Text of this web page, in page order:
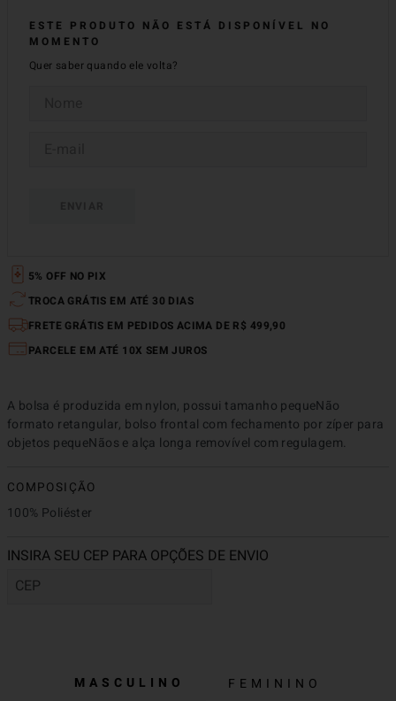
ESTE PRODUTO NÃO ESTÁ DISPONÍVEL NO
MOMENTO
Quer saber quando ele volta?
5% OFF NO PIX
TROCA GRÁTIS EM ATÉ 30 DIAS
FRETE GRÁTIS EM PEDIDOS ACIMA DE R$ 499,90
PARCELE EM ATÉ 10X SEM JUROS
A bolsa é produzida em nylon, possui tamanho pequeNão
formato retangular, bolso frontal com fechamento por zíper para
objetos pequeNãos e alça longa removível com regulagem.
COMPOSIÇÃO
100% Poliéster
MASCULINO FEMININO